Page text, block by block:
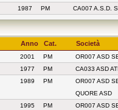
1987 PM CA007 A.S.D.
Anno Cat. Società
2001 PM
OR007 ASD
1977 PM
CA033 ASD
1989 PM
OR007 ASD
QUORE ASD
1995 PM
OR007 ASD